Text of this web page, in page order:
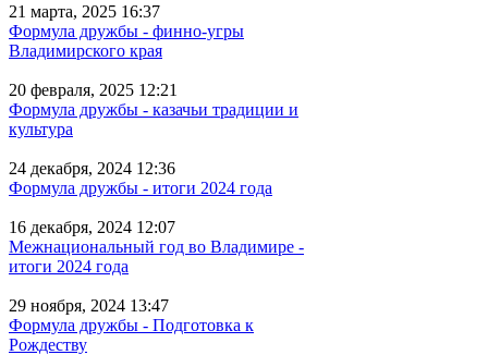
21 марта, 2025 16:37
Формула дружбы - финно-угры
Владимирского края
20 февраля, 2025 12:21
Формула дружбы - казачьи традиции и
культура
24 декабря, 2024 12:36
Формула дружбы - итоги 2024 года
16 декабря, 2024 12:07
Межнациональный год во Владимире -
итоги 2024 года
29 ноября, 2024 13:47
Формула дружбы - Подготовка к
Рождеству